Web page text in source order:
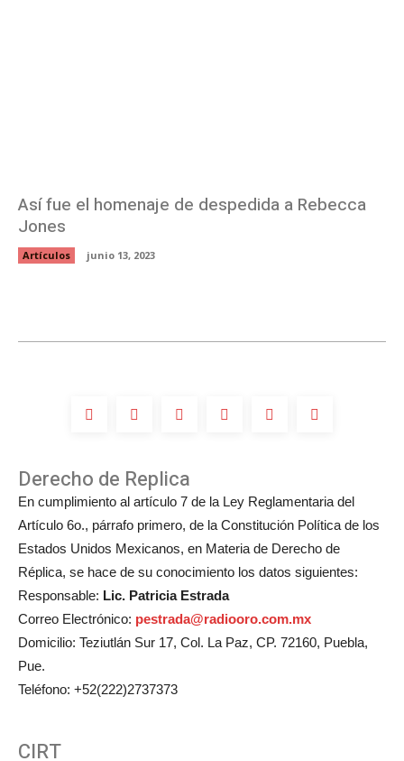
Así fue el homenaje de despedida a Rebecca
Jones
Artículos junio 13, 2023
Derecho de Replica
En cumplimiento al artículo 7 de la Ley Reglamentaria del
Artículo 6o., párrafo primero, de la Constitución Política de los
Estados Unidos Mexicanos, en Materia de Derecho de
Réplica, se hace de su conocimiento los datos siguientes:
Responsable: Lic. Patricia Estrada
Correo Electrónico: pestrada@radiooro.com.mx
Domicilio: Teziutlán Sur 17, Col. La Paz, CP. 72160, Puebla,
Pue.
Teléfono: +52(222)2737373
CIRT